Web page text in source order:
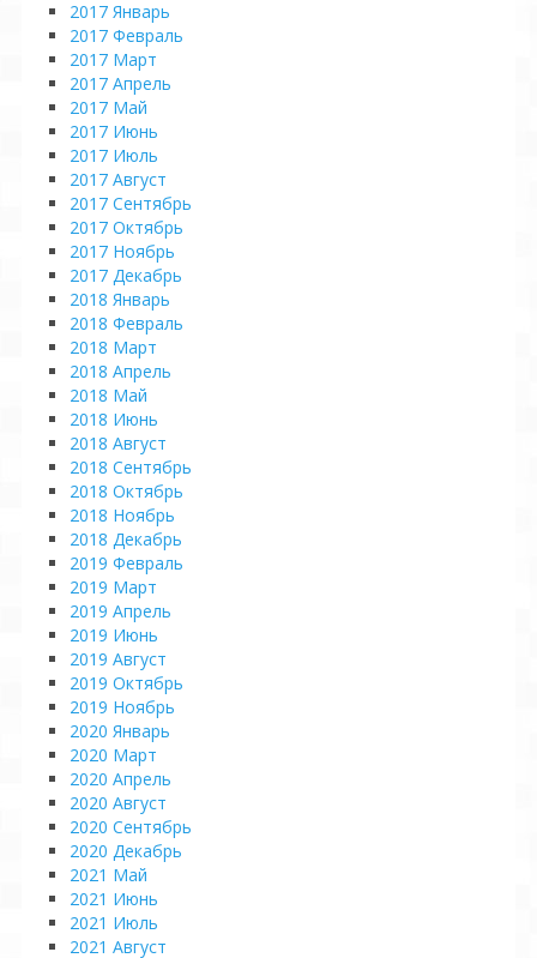
2017 Январь
2017 Февраль
2017 Март
2017 Апрель
2017 Май
2017 Июнь
2017 Июль
2017 Август
2017 Сентябрь
2017 Октябрь
2017 Ноябрь
2017 Декабрь
2018 Январь
2018 Февраль
2018 Март
2018 Апрель
2018 Май
2018 Июнь
2018 Август
2018 Сентябрь
2018 Октябрь
2018 Ноябрь
2018 Декабрь
2019 Февраль
2019 Март
2019 Апрель
2019 Июнь
2019 Август
2019 Октябрь
2019 Ноябрь
2020 Январь
2020 Март
2020 Апрель
2020 Август
2020 Сентябрь
2020 Декабрь
2021 Май
2021 Июнь
2021 Июль
2021 Август